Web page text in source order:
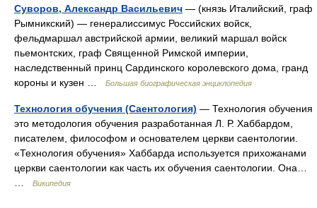
Суворов, Александр Васильевич — (князь Италийский, граф
Рымникский) — генералиссимус Российских войск,
фельдмаршал австрийской армии, великий маршал войск
пьемонтских, граф Священной Римской империи,
наследственный принц Сардинского королевского дома, гранд
короны и кузен …
Большая биографическая энциклопедия
Технология обучения (Саентология) — Технология обучения
это методология обучения разработанная Л. Р. Хаббардом,
писателем, философом и основателем церкви саентологии.
«Технология обучения» Хаббарда используется прихожанами
церкви саентологии как часть их обучения саентологии. Она…
Википедия